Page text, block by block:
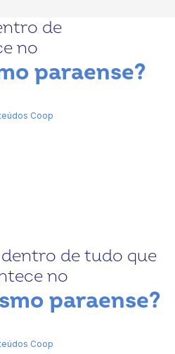
de
no
paraense?
Coop
de tudo que
no
paraense?
Coop